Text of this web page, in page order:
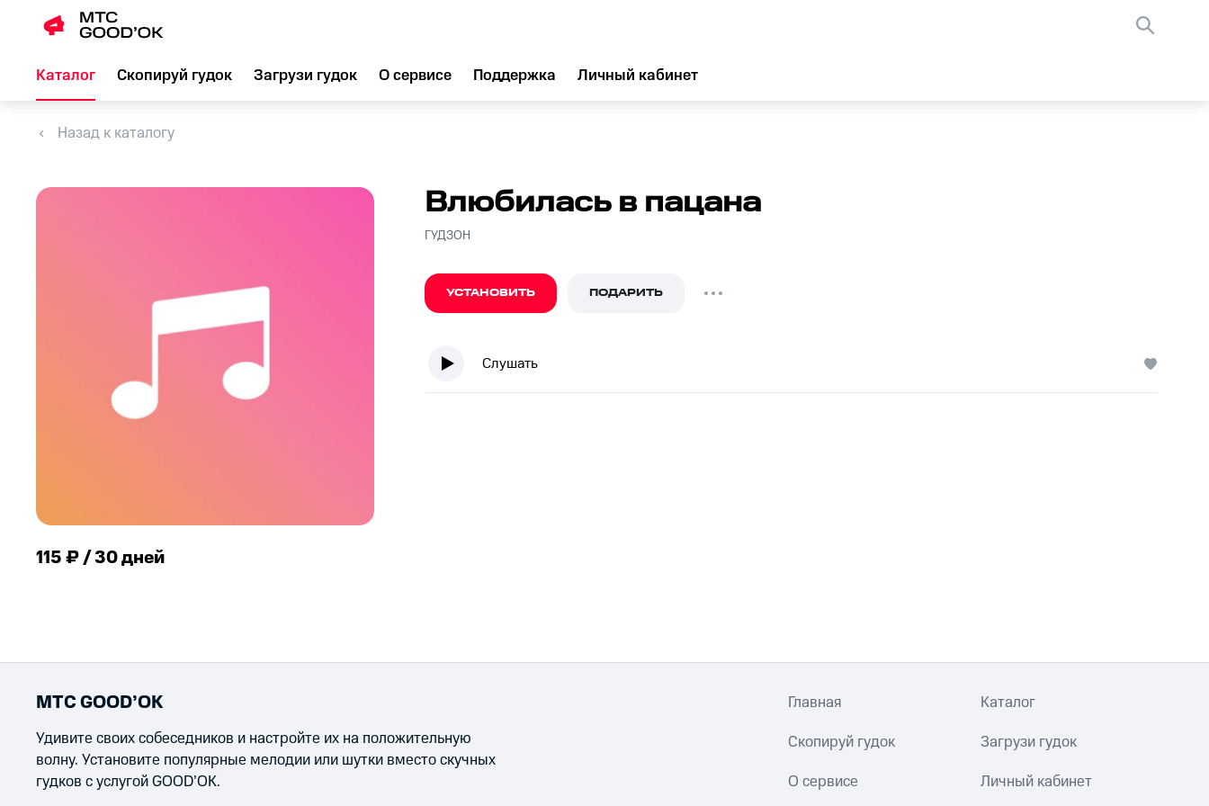
Каталог Скопируй гудок Загрузи гудок О сервисе Поддержка Личный кабинет
Назад к каталогу
115 ₽ / 30 дней
Влюбилась в пацана
ГУДЗОН
УСТАНОВИТЬ ПОДАРИТЬ
Слушать
МТС GOOD’OK
Удивите своих собеседников и настройте их на положительную
волну. Установите популярные мелодии или шутки вместо скучных
гудков с услугой GOOD’OK.
Главная Каталог
Скопируй гудок Загрузи гудок
О сервисе Личный кабинет